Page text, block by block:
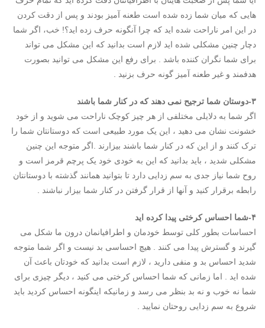
هایی که میان شما زده شده است طعنه آمیز بودند و پس از دقت کردن
در این امر ناراحت شده اید که چرا آنگونه حرف زده اید؟! خب، اگر شما
دچار چنین مشکلی شده اید لازم است بدانید که این مشکل می تواند
برای شما نگران کننده باشد . برای رفع این مشکل می توانید بصورت
هدفمند و غیر طعنه آمیز گونه حرف بزنید .
۳-دوستان شما ترجیح نمی دهند که در کنار شما باشند
اگر شما به دلایلی مختلفی از هر چیز کوچک ناراحت می شوید و از خود
خشونت نشان می دهید ، این یک مورد طبیعی است که دوستانتان شما را
ترک کنند و از این که در کنار شما باشند بیزارند .اگر متوجه این چنین
مشکلی شدید ، باید بدانید که این به خودی خود یک پرچم قرمز است و
روح شما نیاز جدی به سم زدایی دارد تا بتوانید همانند گذشته با دوستانتان
رابطه برقرار کنید و آنها از قرار گرفتن در کنار شما بیزار نباشند .
۴-شما احساس کرختی پیدا کرده اید
احساسات بطور کلی توسط خودمان و اطرافیانمان درون ما شکل می
گیرند و گسترش پیدا می کنند . هیچ احساسی بد نیست و اگر شما متوجه
شدید احساس بد و منفی دارید ، لازم است بدانید که خودتان باعث آن
شده اید . اما زمانی که شما احساس کرختی می کنید ، دیگر چیزی برای
شما نه خوب و نه بد بنظر می رسد و زمانیکه اینگونه احساس کردید باید
شروع به سم زدایی روحتان نمایید .